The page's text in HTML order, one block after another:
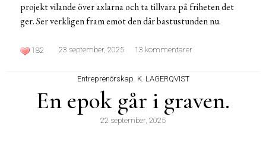
projekt vilande över axlarna och ta tillvara på friheten det
ger. Ser verkligen fram emot den där bastustunden nu.
182 23 september, 2025 13 kommentarer
Entreprenörskap K. LAGERQVIST
En epok går i graven.
22 september, 2025